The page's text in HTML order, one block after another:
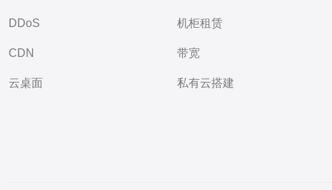
DDoS
CDN
云桌面
机柜租赁
带宽
私有云搭建